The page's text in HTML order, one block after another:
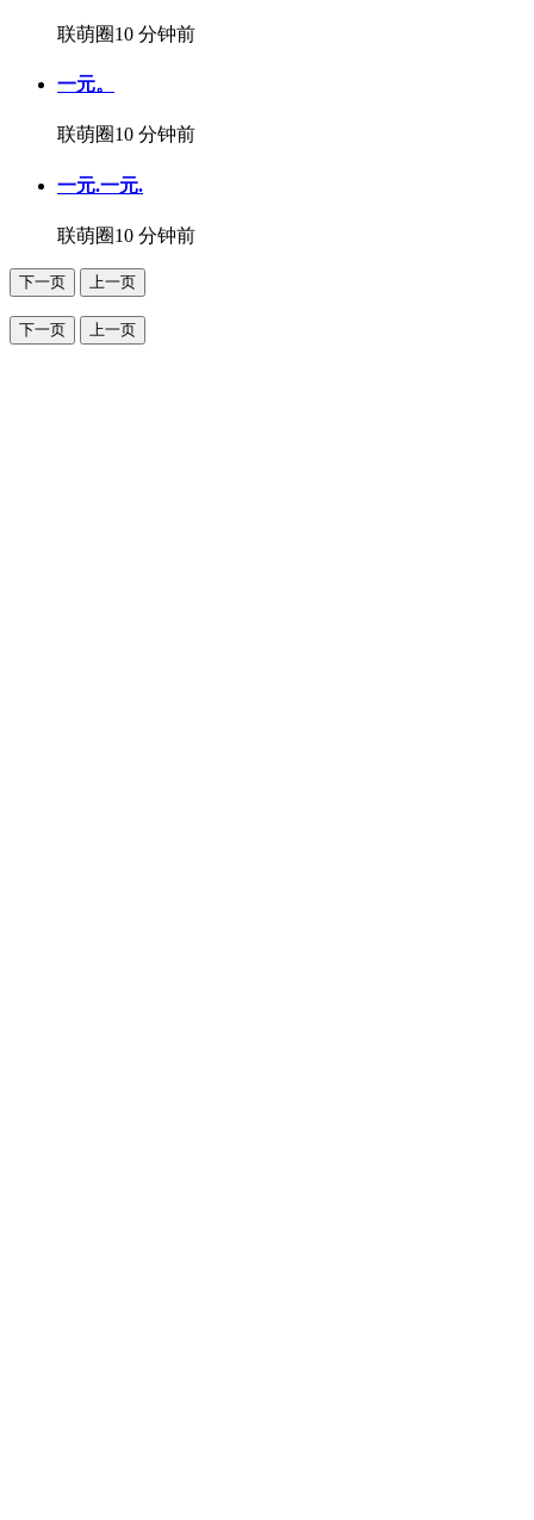
联萌圈10 分钟前
一元。
联萌圈10 分钟前
一元.一元.
联萌圈10 分钟前
下一页 上一页
下一页 上一页